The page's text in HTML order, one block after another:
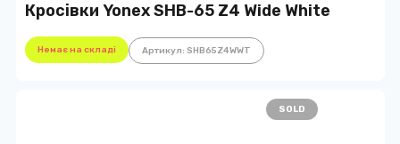
Кросівки Yonex SHB-65 Z4 Wide White
Немає на складі Артикул: SHB65Z4WWT
SOLD